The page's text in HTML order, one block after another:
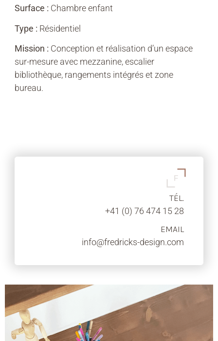
Surface : Chambre enfant
Type : Résidentiel
Mission : Conception et réalisation d’un espace
sur-mesure avec mezzanine, escalier
bibliothèque, rangements intégrés et zone
bureau.
TÉL.
+41 (0) 76 474 15 28
EMAIL
info@fredricks-design.com